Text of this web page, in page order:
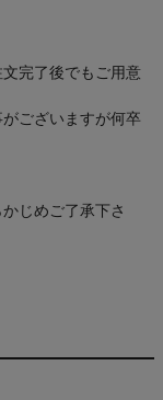
完了後でもご用意
ございますが何卒
じめご了承下さ